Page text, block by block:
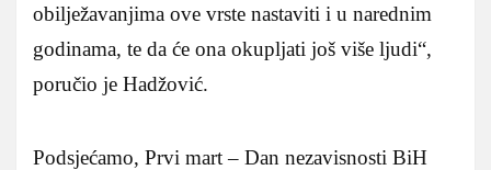
obilježavanjima ove vrste nastaviti i u narednim
godinama, te da će ona okupljati još više ljudi“,
poručio je Hadžović.
Podsjećamo, Prvi mart – Dan nezavisnosti BiH